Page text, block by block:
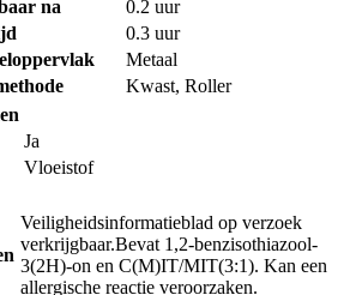
na
0.2 uur
0.3 uur
Metaal
Kwast, Roller
Ja
Vloeistof
Veiligheidsinformatieblad op verzoek
verkrijgbaar.Bevat 1,2-benzisothiazool-
3(2H)-on en C(M)IT/MIT(3:1). Kan een
allergische reactie veroorzaken.